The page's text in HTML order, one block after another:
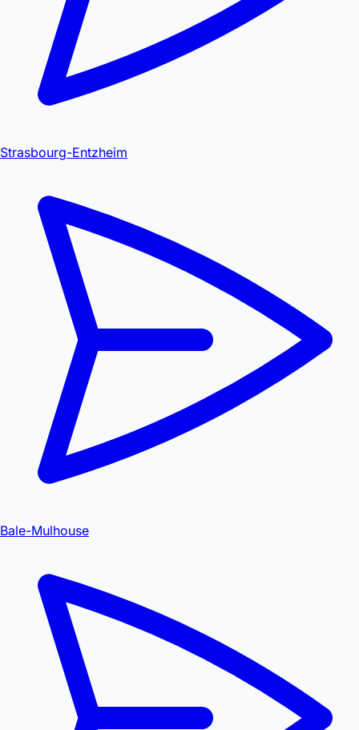
Strasbourg-Entzheim
Bale-Mulhouse